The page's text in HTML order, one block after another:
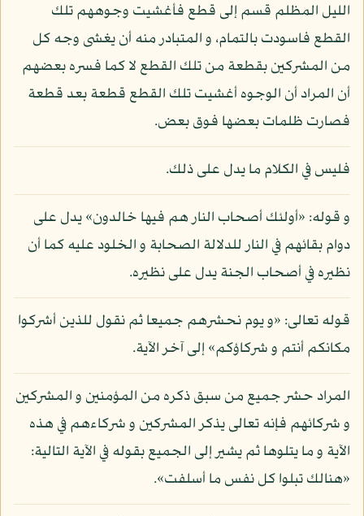
الليل المظلم قسم إلى قطع فأغشيت وجوههم تلك
القطع فاسودت بالتمام، و المتبادر منه أن يغشى وجه كل
من المشركين بقطعة من تلك القطع لا كما فسره بعضهم
أن المراد أن الوجوه أغشيت تلك القطع قطعة بعد قطعة
فصارت ظلمات بعضها فوق بعض.
فليس في الكلام ما يدل على ذلك.
و قوله: «أولئك أصحاب النار هم فيها خالدون» يدل على
دوام بقائهم في النار للدلالة الصحابة و الخلود عليه كما أن
نظيره في أصحاب الجنة يدل على نظيره.
قوله تعالى: «و يوم نحشرهم جميعا ثم نقول للذين أشركوا
مكانكم أنتم و شركاؤكم» إلى آخر الآية.
المراد حشر جميع من سبق ذكره من المؤمنين و المشركين
و شركائهم فإنه تعالى يذكر المشركين و شركاءهم في هذه
الآية و ما يتلوها ثم يشير إلى الجميع بقوله في الآية التالية:
«هنالك تبلوا كل نفس ما أسلفت».